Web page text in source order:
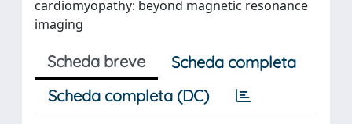
cardiomyopathy: beyond magnetic resonance
imaging
Scheda breve
Scheda completa
Scheda completa (DC)